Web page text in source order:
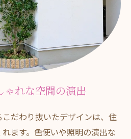
ゃれな空間の演出
だわり抜いたデザインは、住
ます。色使いや照明の演出な